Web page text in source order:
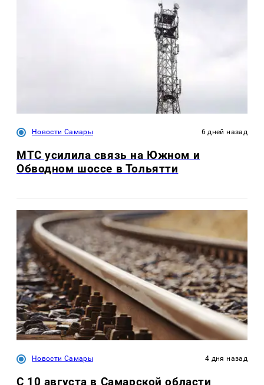
Новости Самары 6 дней назад
МТС усилила связь на Южном и
Обводном шоссе в Тольятти
Новости Самары 4 дня назад
С 10 августа в Самарской области